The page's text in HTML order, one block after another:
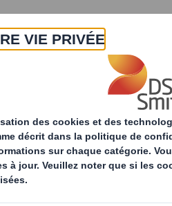
A propos Produits &
Cécilia